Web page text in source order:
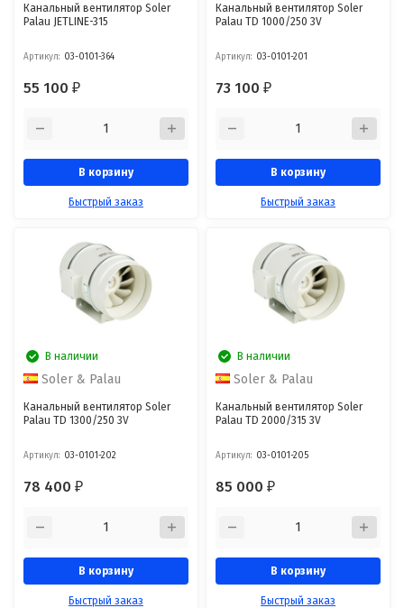
Канальный вентилятор Soler
Palau JETLINE-315
Артикул: 03-0101-364
55 100₽
В корзину
Быстрый заказ
Канальный вентилятор Soler
Palau TD 1000/250 3V
Артикул: 03-0101-201
73 100₽
В корзину
Быстрый заказ
В наличии
Soler & Palau
Канальный вентилятор Soler
Palau TD 1300/250 3V
Артикул: 03-0101-202
78 400₽
В корзину
Быстрый заказ
В наличии
Soler & Palau
Канальный вентилятор Soler
Palau TD 2000/315 3V
Артикул: 03-0101-205
85 000₽
В корзину
Быстрый заказ